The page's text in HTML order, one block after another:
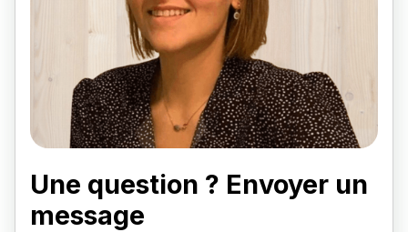
Une question ? Envoyer un
message